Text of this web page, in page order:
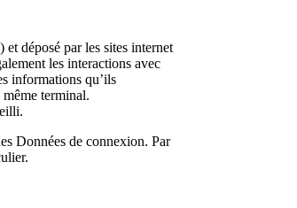
déposé par les sites internet
les interactions avec
informations qu’ils
terminal.
Données de connexion. Par